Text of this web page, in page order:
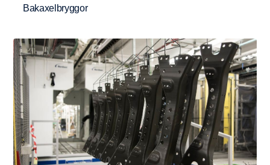
Bakaxelbryggor